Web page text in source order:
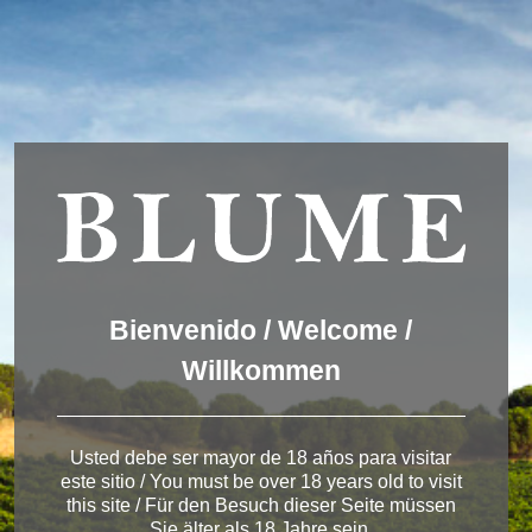
DEUTSCH
ESPAÑOL
< Winery in Rueda
Wir verwenden Cookies, um dir die bestmögliche Erfahrung auf
unserer Website zu bieten.
You can find out more about which cookies we are using or
Bienvenido / Welcome /
Willkommen
Usted debe ser mayor de 18 años para visitar
este sitio / You must be over 18 years old to visit
this site / Für den Besuch dieser Seite müssen